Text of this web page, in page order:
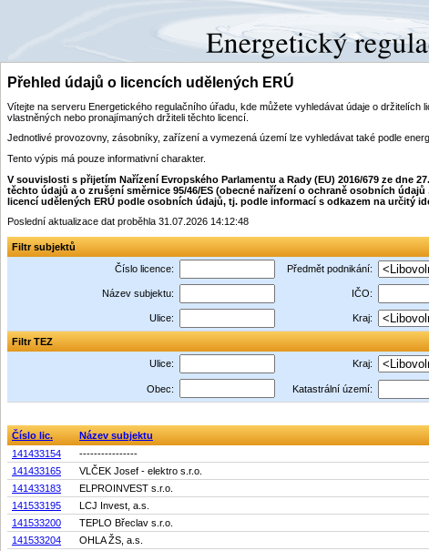
Přehled údajů o licencích udělených ERÚ
Vítejte na serveru Energetického regulačního úřadu, kde můžete vyhledávat údaje o
vlastněných nebo pronajímaných držiteli těchto licencí.
Jednotlivé provozovny, zásobníky, zařízení a vymezená území lze vyhledávat také podle
Tento výpis má pouze informativní charakter.
V souvislosti s přijetím Nařízení Evropského Parlamentu a Rady (EU) 2016/679 ze
těchto údajů a o zrušení směrnice 95/46/ES (obecné nařízení o ochraně osobních
licencí udělených ERÚ podle osobních údajů, tj. podle informací s odkazem na určitý
Poslední aktualizace dat proběhla 31.07.2026 14:12:48
Filtr subjektů
Číslo licence:
Předmět podnikání:
Název subjektu: IČO:
Ulice: Kraj:
Filtr TEZ
Ulice:
Kraj:
Obec: Katastrální území:
Číslo lic. Název subjektu
141433154
----------------
141433165
VLČEK Josef - elektro s.r.o.
141433183
ELPROINVEST s.r.o.
141533195
LCJ Invest, a.s.
141533200
TEPLO Břeclav s.r.o.
141533204
OHLA ŽS, a.s.